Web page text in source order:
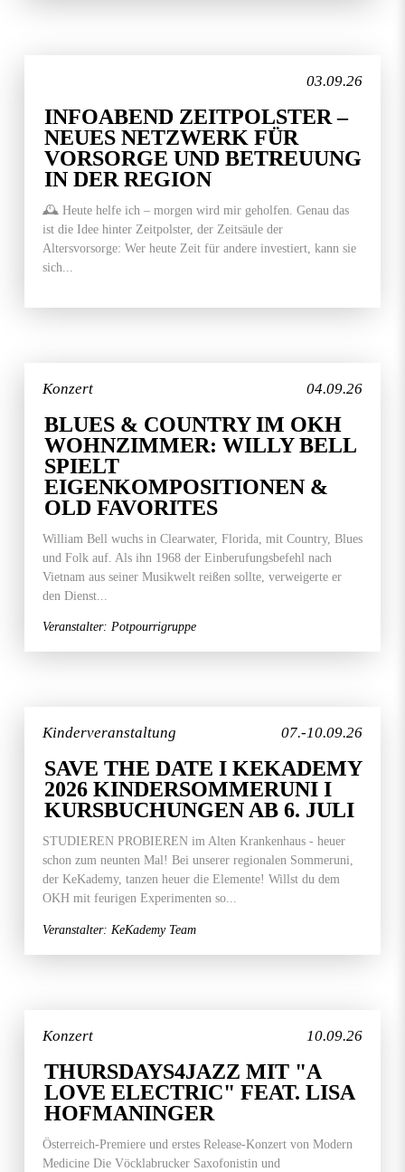
03.09.26
INFOABEND ZEITPOLSTER –
NEUES NETZWERK FÜR
VORSORGE UND BETREUUNG
IN DER REGION
🕰️ Heute helfe ich – morgen wird mir geholfen. Genau das
ist die Idee hinter Zeitpolster, der Zeitsäule der
Altersvorsorge: Wer heute Zeit für andere investiert, kann sie
sich...
04.09.26
Konzert
BLUES & COUNTRY IM OKH
WOHNZIMMER: WILLY BELL
SPIELT
EIGENKOMPOSITIONEN &
OLD FAVORITES
William Bell wuchs in Clearwater, Florida, mit Country, Blues
und Folk auf. Als ihn 1968 der Einberufungsbefehl nach
Vietnam aus seiner Musikwelt reißen sollte, verweigerte er
den Dienst...
Veranstalter: Potpourrigruppe
07.-10.09.26
Kinderveranstaltung
SAVE THE DATE I KEKADEMY
2026 KINDERSOMMERUNI I
KURSBUCHUNGEN AB 6. JULI
STUDIEREN PROBIEREN im Alten Krankenhaus - heuer
schon zum neunten Mal! Bei unserer regionalen Sommeruni,
der KeKademy, tanzen heuer die Elemente! Willst du dem
OKH mit feurigen Experimenten so...
Veranstalter: KeKademy Team
10.09.26
Konzert
THURSDAYS4JAZZ MIT "A
LOVE ELECTRIC" FEAT. LISA
HOFMANINGER
Österreich-Premiere und erstes Release-Konzert von Modern
Medicine Die Vöcklabrucker Saxofonistin und